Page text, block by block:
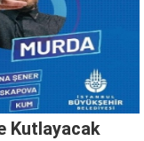
Kutlayacak